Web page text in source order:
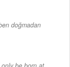
doğmadan